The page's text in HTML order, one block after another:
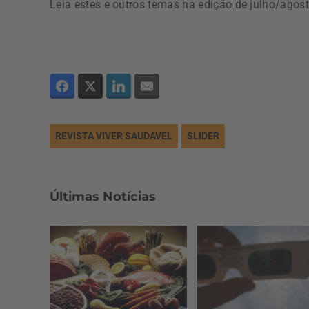
Leia estes e outros temas na edição de julho/
REVISTA VIVER SAUDAVEL SLIDER
Últimas Notícias